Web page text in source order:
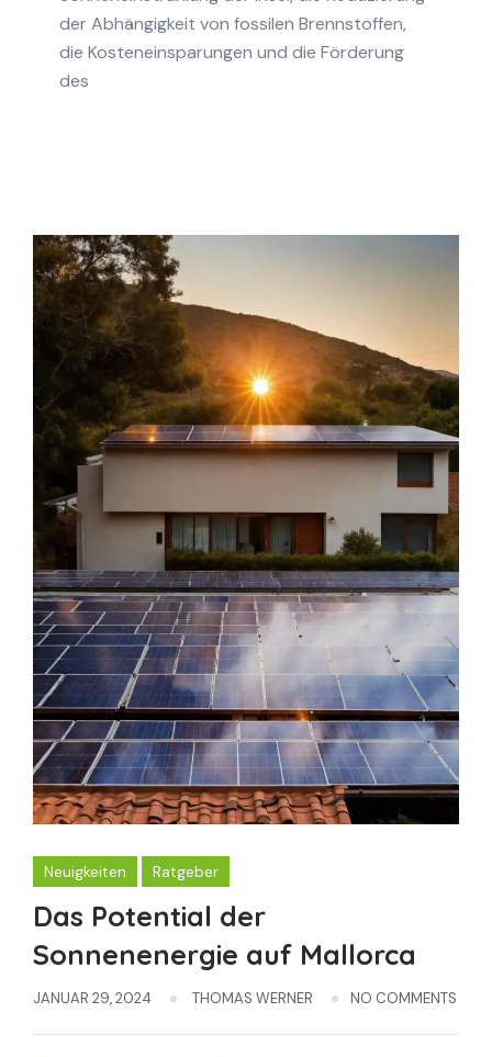
der Abhängigkeit von fossilen Brennstoffen,
die Kosteneinsparungen und die Förderung
des
Neuigkeiten Ratgeber
Das Potential der
Sonnenenergie auf Mallorca
JANUAR 29, 2024 THOMAS WERNER NO COMMENTS